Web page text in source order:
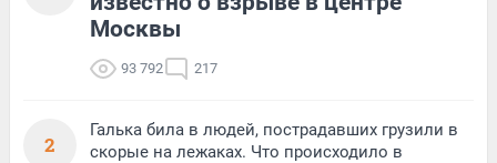
Москвы
93 792 217
2
Галька била в людей, пострадавших грузили в
скорые на лежаках. Что происходило в